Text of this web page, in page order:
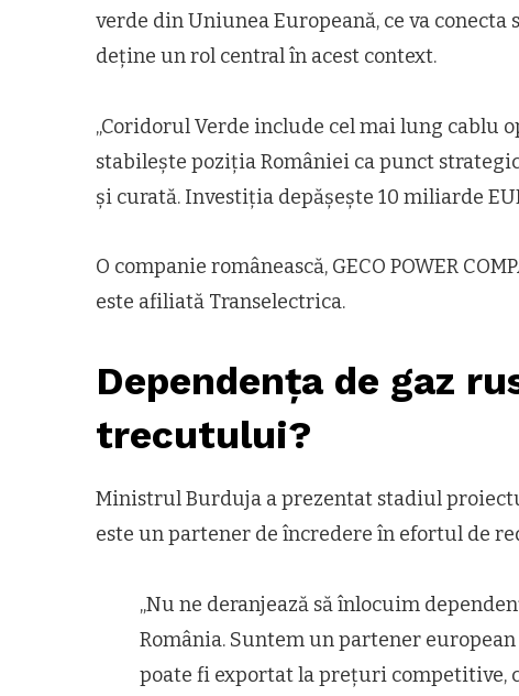
verde din Uniunea Europeană, ce va
deține un rol central în acest context.
„Coridorul Verde include cel mai lung cablu
stabilește poziția României ca punct
și curată. Investiția depășește 10 miliarde
O companie românească, GECO POWER
este afiliată Transelectrica.
Dependența de gaz
trecutului?
Ministrul Burduja a prezentat stadiul
este un partener de încredere în efortul de
„Nu ne deranjează să înlocuim
România. Suntem un partener
poate fi exportat la prețuri competitive,